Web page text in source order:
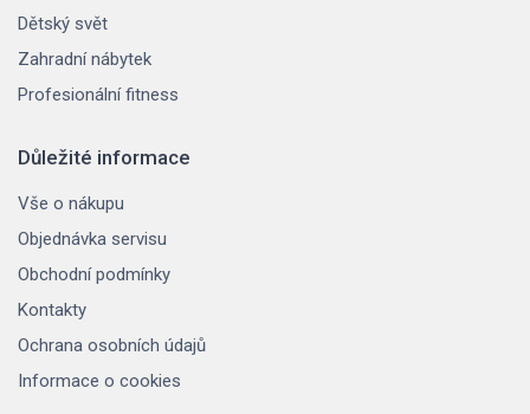
Dětský svět
Zahradní nábytek
Profesionální fitness
Důležité informace
Vše o nákupu
Objednávka servisu
Obchodní podmínky
Kontakty
Ochrana osobních údajů
Informace o cookies